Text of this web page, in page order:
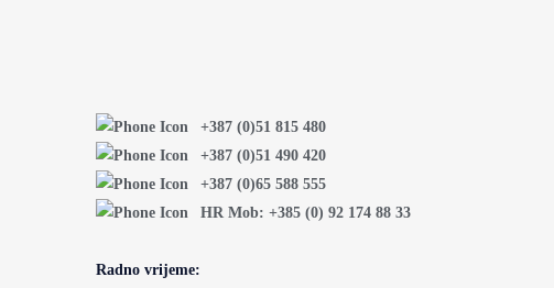
+387 (0)51 815 480
+387 (0)51 490 420
+387 (0)65 588 555
HR Mob: +385 (0) 92 174 88 33
Radno vrijeme: